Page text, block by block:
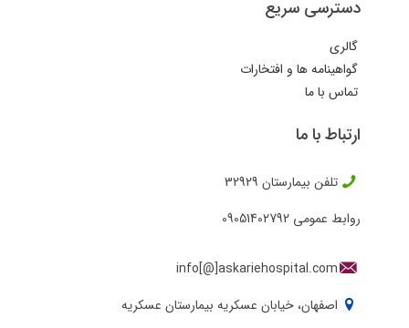
دسترسی سریع
گالری
گواهینامه ها و افتخارات
تماس با ما
ارتباط با ما
تلفن بیمارستان 32929
روابط عمومی 09051402792
info[@]askariehospital.com
اصفهان، خیابان عسکریه بیمارستان عسکریه